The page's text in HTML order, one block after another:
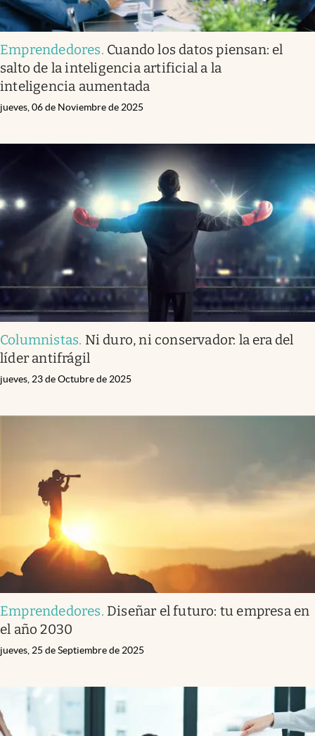
Emprendedores. Cuando los datos piensan: el
salto de la inteligencia artificial a la
inteligencia aumentada
jueves, 06 de Noviembre de 2025
Columnistas. Ni duro, ni conservador: la era del
líder antifrágil
jueves, 23 de Octubre de 2025
Emprendedores. Diseñar el futuro: tu empresa en
el año 2030
jueves, 25 de Septiembre de 2025